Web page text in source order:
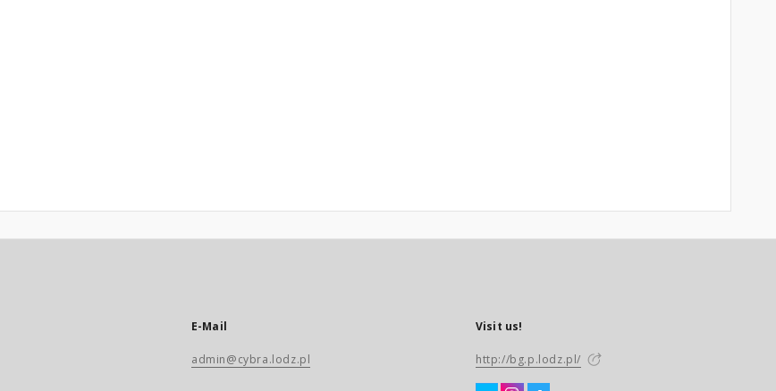
E-Mail
admin@cybra.lodz.pl
Visit us!
http://bg.p.lodz.pl/